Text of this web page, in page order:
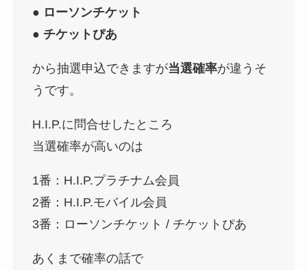
● ローソンチケット
● チケットぴあ
から抽選申込できますが当選確率が違うそ
うです。
H.I.P.に問合せしたところ
当選確率が高いのは
1番：H.I.P.プラチナム会員
2番：H.I.P.モバイル会員
3番：ローソンチケット / チケットぴあ
あくまで確率の話で